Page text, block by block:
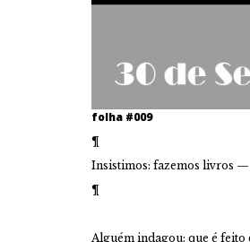
folha #009
¶
Insistimos: fazemos livros
¶
Alguém indagou: que é feito